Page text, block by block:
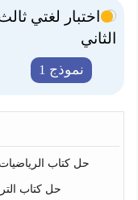
اختبار لغتي
الثاني
نموذج 1
حل كتاب الرياضيات
حل كتاب